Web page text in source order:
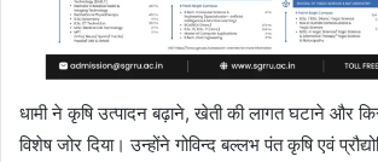
धामी ने कृषि उत्पादन बढ़ाने, खेती की लागत घटाने और
विशेष जोर दिया। उन्होंने गोविन्द बल्लभ पंत कृषि एवं